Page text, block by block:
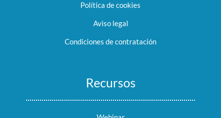
Política de cookies
Aviso legal
Condiciones de contratación
Recursos